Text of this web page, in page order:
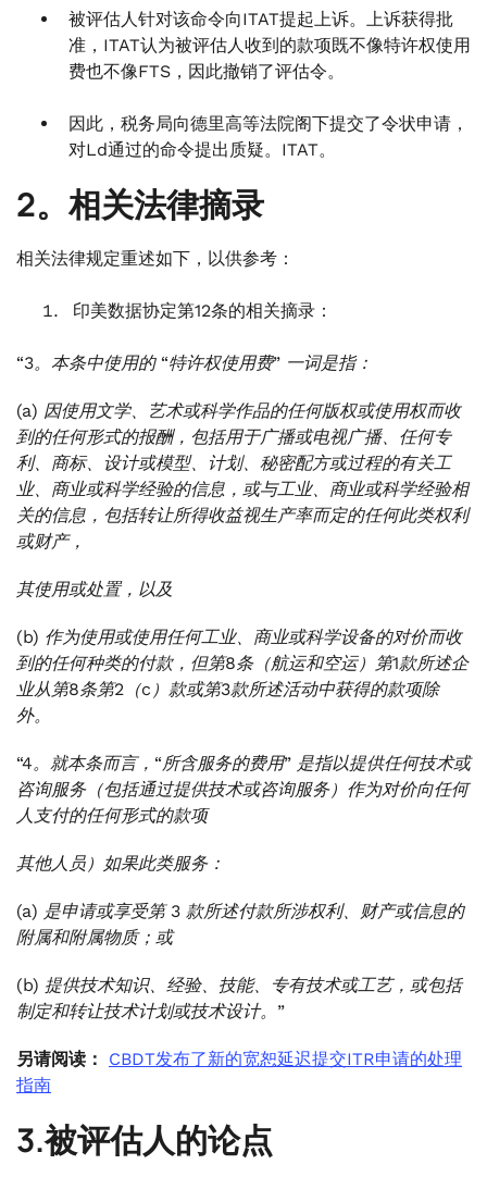
被评估人针对该命令向ITAT提起上诉。上诉获得批
准，ITAT认为被评估人收到的款项既不像特许权使用
费也不像FTS，因此撤销了评估令。
因此，税务局向德里高等法院阁下提交了令状申请，
对Ld通过的命令提出质疑。ITAT。
2。相关法律摘录
相关法律规定重述如下，以供参考：
印美数据协定第12条的相关摘录：
“3。本条中使用的 “特许权使用费” 一词是指：
(a) 因使用文学、艺术或科学作品的任何版权或使用权而收
到的任何形式的报酬，包括用于广播或电视广播、任何专
利、商标、设计或模型、计划、秘密配方或过程的有关工
业、商业或科学经验的信息，或与工业、商业或科学经验相
关的信息，包括转让所得收益视生产率而定的任何此类权利
或财产，
其使用或处置，以及
(b) 作为使用或使用任何工业、商业或科学设备的对价而收
到的任何种类的付款，但第8条（航运和空运）第1款所述企
业从第8条第2（c）款或第3款所述活动中获得的款项除
外。
“4。就本条而言，“所含服务的费用” 是指以提供任何技术或
咨询服务（包括通过提供技术或咨询服务）作为对价向任何
人支付的任何形式的款项
其他人员）如果此类服务：
(a) 是申请或享受第 3 款所述付款所涉权利、财产或信息的
附属和附属物质；或
(b) 提供技术知识、经验、技能、专有技术或工艺，或包括
制定和转让技术计划或技术设计。”
另请阅读： CBDT发布了新的宽恕延迟提交ITR申请的处理
指南
3.被评估人的论点